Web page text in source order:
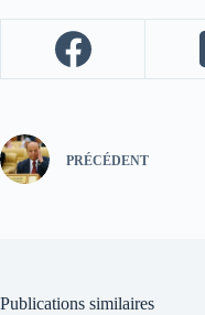
PRÉCÉDENT
Publications similaires